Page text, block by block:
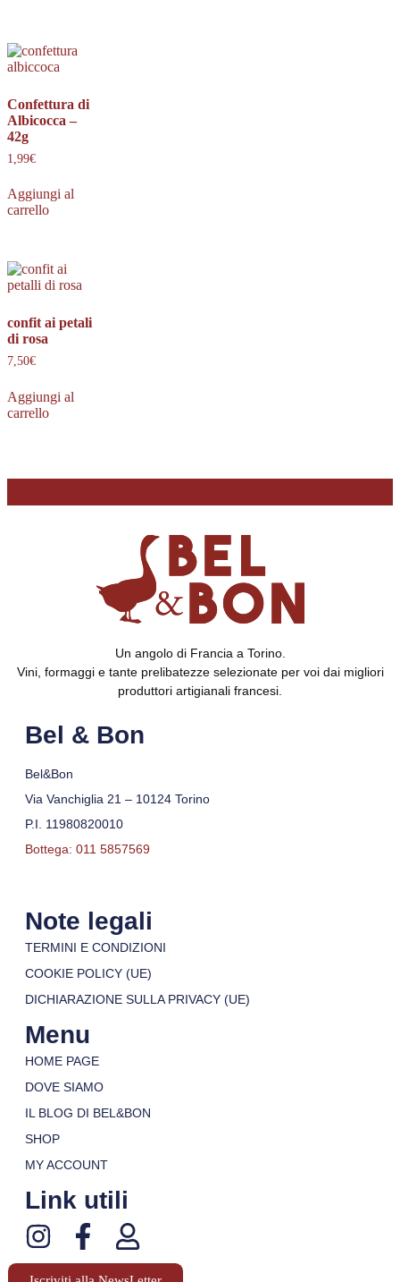
Confettura di
Albicocca –
42g
1,99€
Aggiungi al
carrello
confit ai petali
di rosa
7,50€
Aggiungi al
carrello
Un angolo di Francia a Torino.
Vini, formaggi e tante prelibatezze selezionate per voi dai migliori
produttori artigianali francesi.
Bel & Bon
Bel&Bon
Via Vanchiglia 21 – 10124 Torino
P.I. 11980820010
Bottega: 011 5857569
Note legali
TERMINI E CONDIZIONI
COOKIE POLICY (UE)
DICHIARAZIONE SULLA PRIVACY (UE)
Menu
HOME PAGE
DOVE SIAMO
IL BLOG DI BEL&BON
SHOP
MY ACCOUNT
Link utili